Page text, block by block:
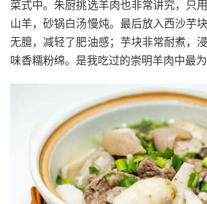
菜式中。朱厨挑选羊肉也非常讲究，只
山羊，砂锅白汤慢炖。最后放入西沙芋
无膻，减轻了肥油感；芋块非常耐煮，
味香糯粉绵。是我吃过的崇明羊肉中最为